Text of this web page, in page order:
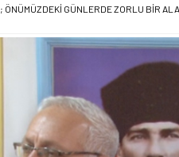
ÖNÜMÜZDEKİ GÜNLERDE ZORLU BİR